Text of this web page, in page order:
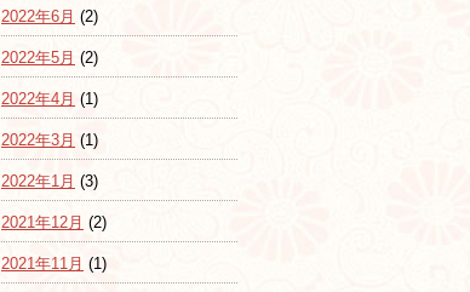
2022年6月 (2)
2022年5月 (2)
2022年4月 (1)
2022年3月 (1)
2022年1月 (3)
2021年12月 (2)
2021年11月 (1)